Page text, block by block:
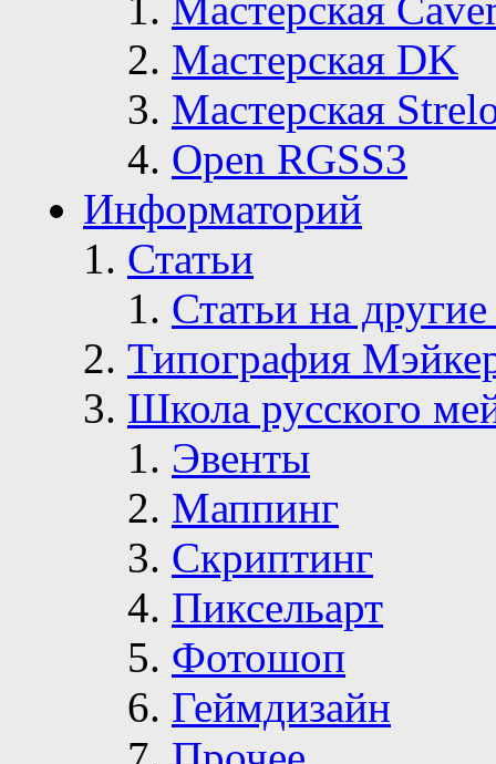
Мастерская
Мастерская DK
Мастерская
Open RGSS3
Информаторий
Статьи
Статьи на
Типография
Школа русского
Эвенты
Маппинг
Скриптинг
Пиксельарт
Фотошоп
Геймдизайн